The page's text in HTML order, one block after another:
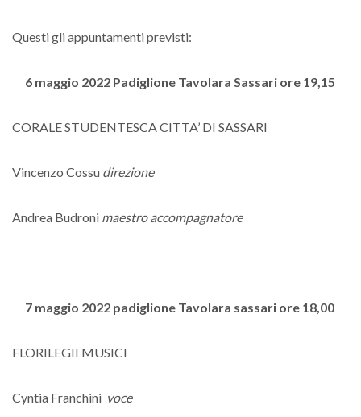
Questi gli appuntamenti previsti:
6 maggio 2022 Padiglione Tavolara Sassari ore 19,15
CORALE STUDENTESCA CITTA’ DI SASSARI
Vincenzo Cossu direzione
Andrea Budroni maestro accompagnatore
7 maggio 2022 padiglione Tavolara sassari ore 18,00
FLORILEGII MUSICI
Cyntia Franchini voce